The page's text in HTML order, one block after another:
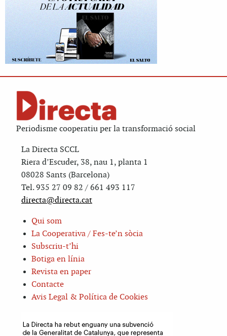
Periodisme cooperatiu per la transformació social
La Directa SCCL
Riera d’Escuder, 38, nau 1, planta 1
08028 Sants (Barcelona)
Tel. 935 27 09 82 / 661 493 117
directa@directa.cat
Qui som
La Cooperativa / Fes-te’n sòcia
Subscriu-t’hi
Botiga en línia
Revista en paper
Contacte
Avis Legal & Política de Cookies